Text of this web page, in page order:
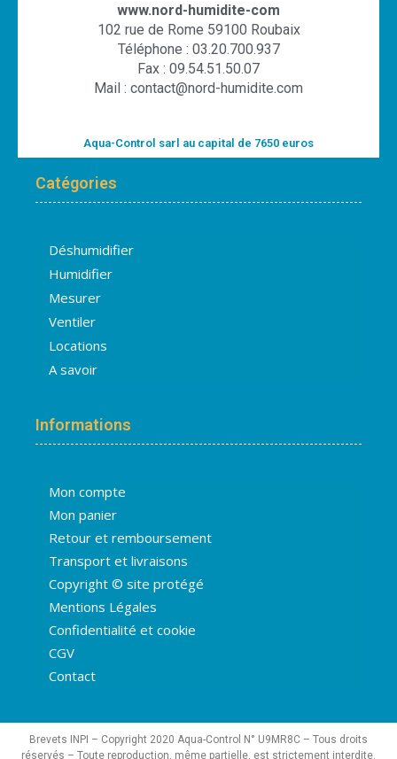
www.nord-humidite-com
102 rue de Rome 59100 Roubaix
Téléphone : 03.20.700.937
Fax : 09.54.51.50.07
Mail : contact@nord-humidite.com
Aqua-Control sarl au capital de 7650 euros
Catégories
Déshumidifier
Humidifier
Mesurer
Ventiler
Locations
A savoir
Informations
Mon compte
Mon panier
Retour et remboursement
Transport et livraisons
Copyright © site protégé
Mentions Légales
Confidentialité et cookie
CGV
Contact
Brevets INPI – Copyright 2020 Aqua-Control N° U9MR8C – Tous droits
réservés – Toute reproduction, même partielle, est strictement interdite.